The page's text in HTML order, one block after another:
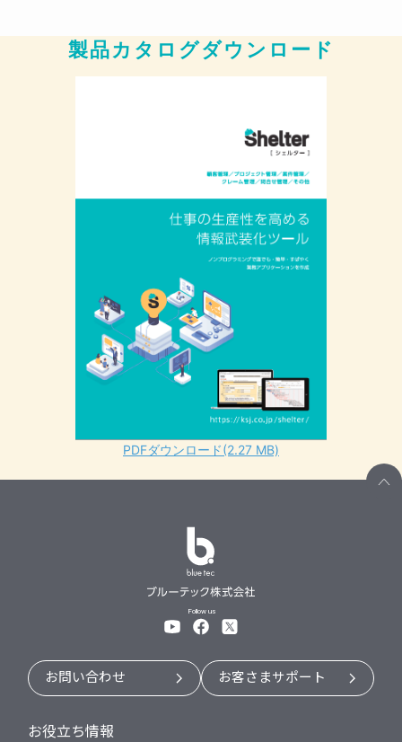
製品カタログダウンロード
PDFダウンロード(2.27 MB)
Follow us
お問い合わせ お客さまサポート
お役立ち情報